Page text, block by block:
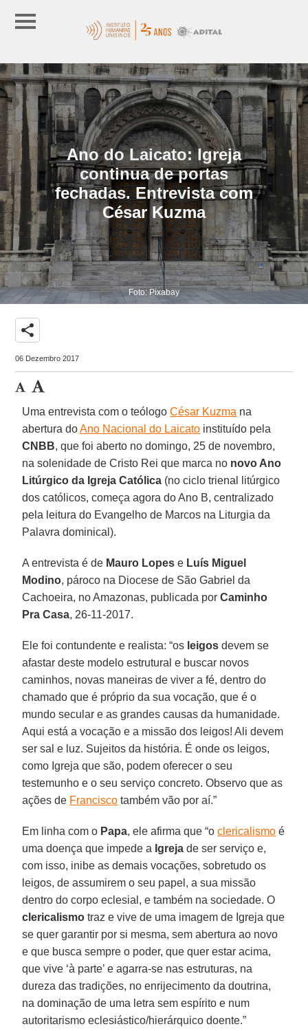
Ano do Laicato: Igreja
continua de portas
fechadas. Entrevista com
César Kuzma
Foto: Pixabay
share
06 Dezembro 2017
Uma entrevista com o teólogoCésar Kuzma na
abertura doAno Nacional do Laicato instituído pela
CNBB, que foi aberto no domingo, 25 de novembro,
na solenidade de Cristo Rei que marca no novo Ano
Litúrgico da Igreja Católica (no ciclo trienal litúrgico
dos católicos, começa agora do Ano B, centralizado
pela leitura do Evangelho de Marcos na Liturgia da
Palavra dominical).
A entrevista é de Mauro Lopese Luís Miguel
Modino, pároco na Diocese de São Gabriel da
Cachoeira, no Amazonas, publicada por Caminho
Pra Casa, 26-11-2017.
Ele foi contundente e realista: “os leigos devem se
afastar deste modelo estrutural e buscar novos
caminhos, novas maneiras de viver a fé, dentro do
chamado que é próprio da sua vocação, que é o
mundo secular e as grandes causas da humanidade.
Aqui está a vocação e a missão dos leigos! Ali devem
ser sal e luz. Sujeitos da história. É onde os leigos,
como Igreja que são, podem oferecer o seu
testemunho e o seu serviço concreto. Observo que as
ações de Francisco também vão por aí.”
Em linha com o Papa, ele afirma que “oclericalismo é
uma doença que impede a Igreja de ser serviço e,
com isso, inibe as demais vocações, sobretudo os
leigos, de assumirem o seu papel, a sua missão
dentro do corpo eclesial, e também na sociedade. O
clericalismo traz e vive de uma imagem de Igreja que
se quer garantir por si mesma, sem abertura ao novo
e que busca sempre o poder, que quer estar acima,
que vive ‘à parte’ e agarra-se nas estruturas, na
dureza das tradições, no enrijecimento da doutrina,
na dominação de uma letra sem espírito e num
autoritarismo eclesiástico/hierárquico doente.”